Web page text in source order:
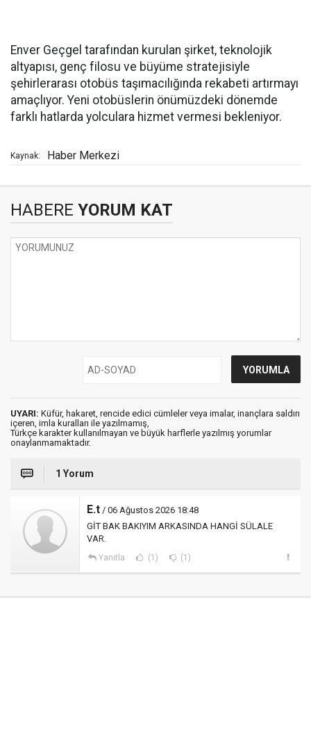
Enver Geçgel tarafından kurulan şirket, teknolojik
altyapısı, genç filosu ve büyüme stratejisiyle
şehirlerarası otobüs taşımacılığında rekabeti artırmayı
amaçlıyor. Yeni otobüslerin önümüzdeki dönemde
farklı hatlarda yolculara hizmet vermesi bekleniyor.
Kaynak: Haber Merkezi
HABERE YORUM KAT
UYARI: Küfür, hakaret, rencide edici cümleler veya imalar, inançlara saldırı
içeren, imla kuralları ile yazılmamış,
Türkçe karakter kullanılmayan ve büyük harflerle yazılmış yorumlar
onaylanmamaktadır.
1 Yorum
E.t / 06 Ağustos 2026 18:48
GİT BAK BAKIYIM ARKASINDA HANGİ SÜLALE
VAR.
Yanıtla (1) (1)